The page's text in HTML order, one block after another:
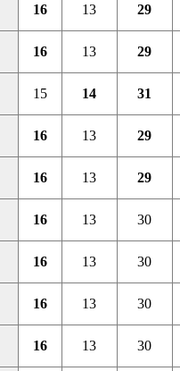
16 13 29
16 13 29
15 14 31
16 13 29
16 13 29
16 13 30
16 13 30
16 13 30
16 13 30